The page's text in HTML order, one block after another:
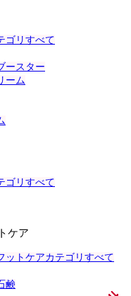
ゴリすべて
ースター
ーム
ゴリすべて
ケア
ットケアカテゴリすべて
鹸